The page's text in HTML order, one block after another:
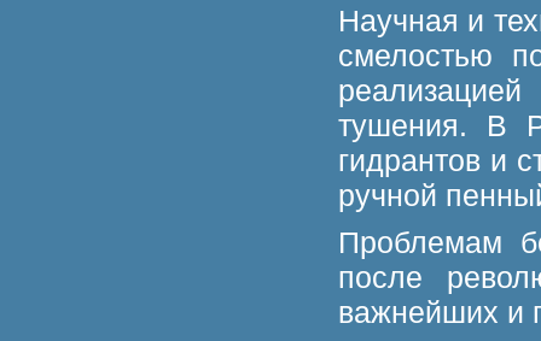
Научная и
смелостью
тушения. В
гидрантов и
ручной
Проблемам
после
важнейших и